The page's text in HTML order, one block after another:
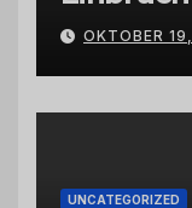
Wittlich
OKTOBER
UNCATEGORIZED